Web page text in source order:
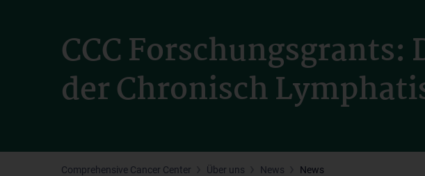
CCC Forschungsgrants:
der Chronisch
Comprehensive Cancer Center Über uns News News